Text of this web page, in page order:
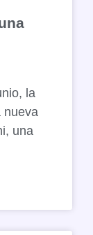
la
nueva
una